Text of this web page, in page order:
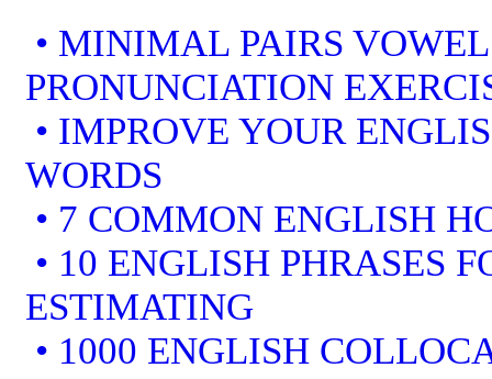
• MINIMAL PAIRS
PRONUNCIATION
• IMPROVE YOUR
WORDS
• 7 COMMON ENGLISH
• 10 ENGLISH PHRASES
ESTIMATING
• 1000 ENGLISH